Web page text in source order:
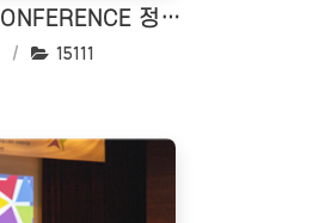
2020 IAT CONFERENCE 정보 접근성 기술 컨퍼런스
조회수:
15111